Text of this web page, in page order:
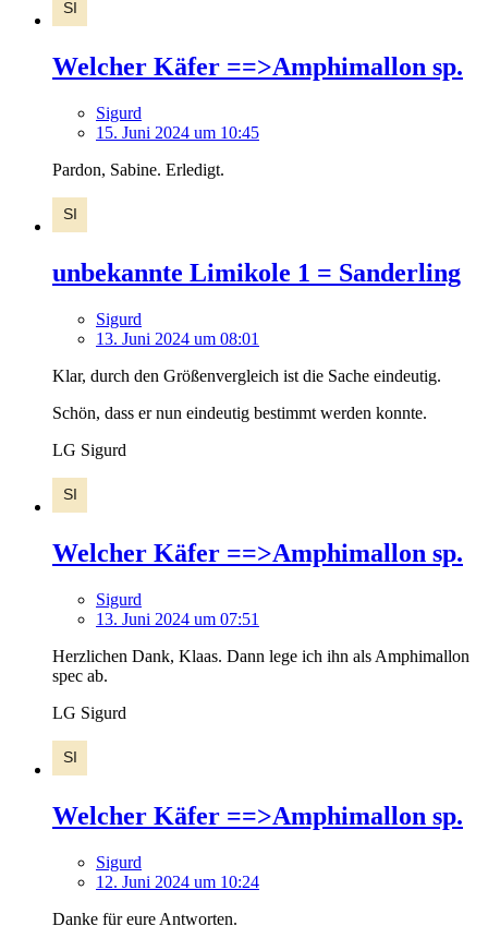
Welcher Käfer ==>Amphimallon sp.
Sigurd
15. Juni 2024 um 10:45
Pardon, Sabine. Erledigt.
unbekannte Limikole 1 = Sanderling
Sigurd
13. Juni 2024 um 08:01
Klar, durch den Größenvergleich ist die Sache eindeutig.
Schön, dass er nun eindeutig bestimmt werden konnte.
LG Sigurd
Welcher Käfer ==>Amphimallon sp.
Sigurd
13. Juni 2024 um 07:51
Herzlichen Dank, Klaas. Dann lege ich ihn als Amphimallon
spec ab.
LG Sigurd
Welcher Käfer ==>Amphimallon sp.
Sigurd
12. Juni 2024 um 10:24
Danke für eure Antworten.